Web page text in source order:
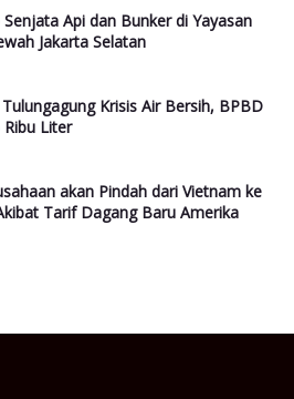
Api dan Bunker di Yayasan
Jakarta Selatan
Krisis Air Bersih, BPBD
Liter
akan Pindah dari Vietnam ke
Tarif Dagang Baru Amerika